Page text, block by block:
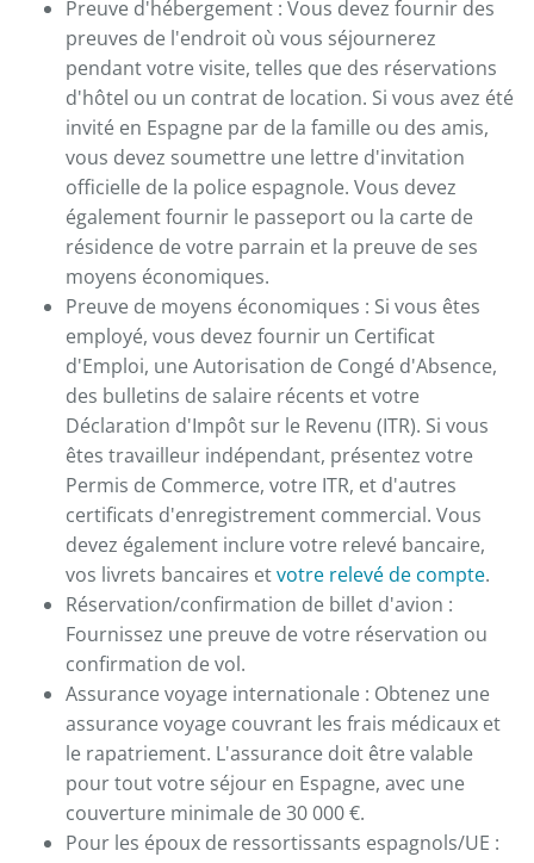
Preuve d'hébergement : Vous devez fournir des
preuves de l'endroit où vous séjournerez
pendant votre visite, telles que des réservations
d'hôtel ou un contrat de location. Si vous avez été
invité en Espagne par de la famille ou des amis,
vous devez soumettre une lettre d'invitation
officielle de la police espagnole. Vous devez
également fournir le passeport ou la carte de
résidence de votre parrain et la preuve de ses
moyens économiques.
Preuve de moyens économiques : Si vous êtes
employé, vous devez fournir un Certificat
d'Emploi, une Autorisation de Congé d'Absence,
des bulletins de salaire récents et votre
Déclaration d'Impôt sur le Revenu (ITR). Si vous
êtes travailleur indépendant, présentez votre
Permis de Commerce, votre ITR, et d'autres
certificats d'enregistrement commercial. Vous
devez également inclure votre relevé bancaire,
vos livrets bancaires etvotre relevé de compte.
Réservation/confirmation de billet d'avion :
Fournissez une preuve de votre réservation ou
confirmation de vol.
Assurance voyage internationale : Obtenez une
assurance voyage couvrant les frais médicaux et
le rapatriement. L'assurance doit être valable
pour tout votre séjour en Espagne, avec une
couverture minimale de 30 000 €.
Pour les époux de ressortissants espagnols/UE :